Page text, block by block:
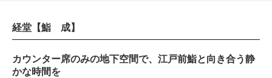
経堂【鮨 成】
カウンター席のみの地下空間で、江戸前鮨と向き合う静
かな時間を